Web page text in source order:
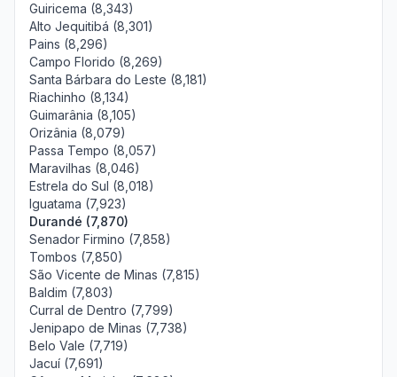
Guiricema (8,343)
Alto Jequitibá (8,301)
Pains (8,296)
Campo Florido (8,269)
Santa Bárbara do Leste (8,181)
Riachinho (8,134)
Guimarânia (8,105)
Orizânia (8,079)
Passa Tempo (8,057)
Maravilhas (8,046)
Estrela do Sul (8,018)
Iguatama (7,923)
Durandé (7,870)
Senador Firmino (7,858)
Tombos (7,850)
São Vicente de Minas (7,815)
Baldim (7,803)
Curral de Dentro (7,799)
Jenipapo de Minas (7,738)
Belo Vale (7,719)
Jacuí (7,691)